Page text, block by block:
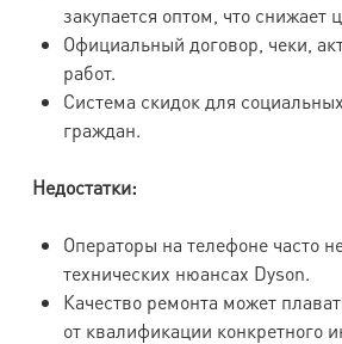
закупается оптом, что снижает
Официальный договор, чеки,
работ.
Система скидок для
граждан.
Недостатки:
Операторы на телефоне часто
технических нюансах Dyson.
Качество ремонта может
от квалификации конкретного